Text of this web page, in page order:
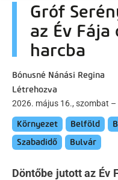
Gróf
az Év
harcba
Bónusné Nánási Regina
Létrehozva
2026. május 16., szombat –
Környezet Belföld
Szabadidő
Bulvár
Döntőbe jutott az Év